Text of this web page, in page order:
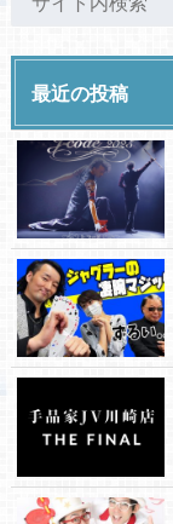
最近の投稿